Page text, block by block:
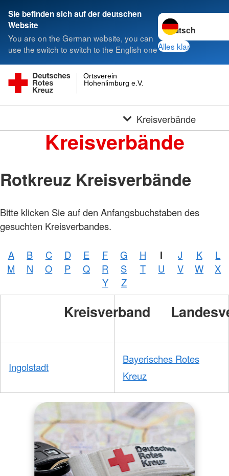
Sie befinden sich auf der deutschen
Website
You are on the German website, you can
use the switch to switch to the English one
Sprache wechseln
Alles klar
Hohenlimburg e.V.
Ortsverein
Kreisverbände
Kreisverbände
Rotkreuz Kreisverbände
Bitte klicken Sie auf den Anfangsbuchstaben des
gesuchten Kreisverbandes.
A B C D E F G H I J K
L
M
N O P Q R S T U V W
X
Y
Z
Kreisverband
Ingolstadt
Bayerisches Rotes
Kreuz